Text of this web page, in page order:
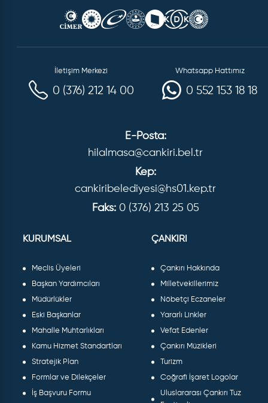
İletişim Merkezi
0 (376) 212 14 00
Whatsapp Hattımız
0 552 153 18 18
E-Posta:
hilalmasa@cankiri.bel.tr
Kep:
cankiribelediyesi@hs01.kep.tr
Faks: 0 (376) 213 25 05
KURUMSAL
Meclis Üyeleri
Başkan Yardımcıları
Müdürlükler
Eski Başkanlar
Mahalle Muhtarlıkları
Kamu Hizmet Standartları
Stratejik Plan
Formlar ve Dilekçeler
İş Başvuru Formu
ÇANKIRI
Çankırı Hakkında
Milletvekillerimiz
Nöbetçi Eczaneler
Yararlı Linkler
Vefat Edenler
Çankırı Müzikleri
Turizm
Coğrafi İşaret Logolar
Uluslararası Çankırı Tuz